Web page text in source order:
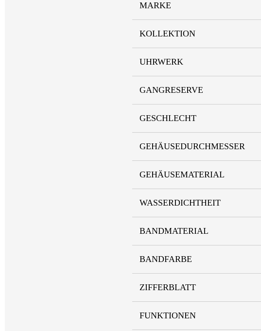
MARKE
KOLLEKTION
UHRWERK
GANGRESERVE
GESCHLECHT
GEHÄUSEDURCHMESSER
GEHÄUSEMATERIAL
WASSERDICHTHEIT
BANDMATERIAL
BANDFARBE
ZIFFERBLATT
FUNKTIONEN